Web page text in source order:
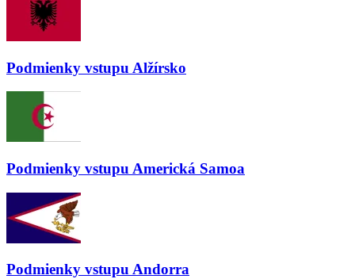
Podmienky vstupu Alžírsko
Podmienky vstupu Americká Samoa
Podmienky vstupu Andorra